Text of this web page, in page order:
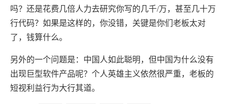
吗？还是花费几倍人力去研究你写的几千/万，甚至几十万
行代码？如果是这样的，你没错，关键是你们老板太对
了，钱算什么。
另外的一个问题是：中国人如此聪明，但中国为什么没有
出现巨型软件产品呢？个人英雄主义依然很严重，老板的
短视利益行为大行其道。